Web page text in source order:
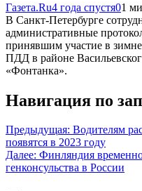
Газета.Ru4 года спустя01
В Санкт-Петербурге
административные
принявшим участие в
ПДД в районе
«Фонтанка».
Навигация по
Предыдущая: Водителям
появятся в 2023 году
Далее: Финляндия
генконсульства в России